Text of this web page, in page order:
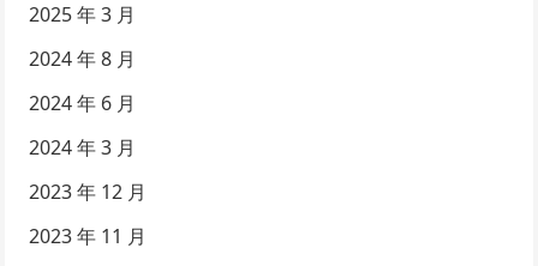
2025 年 3 月
2024 年 8 月
2024 年 6 月
2024 年 3 月
2023 年 12 月
2023 年 11 月